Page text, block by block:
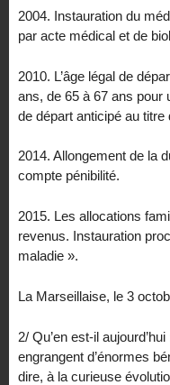
2004. Instauration du
par acte médical et de
2010. L’âge légal de
ans, de 65 à 67 ans pour
de départ anticipé au titre
2014. Allongement de la
compte pénibilité.
2015. Les allocations
revenus. Instauration
maladie ».
La Marseillaise, le 3
2/ Qu’en est-il
engrangent d’énormes
dire, à la curieuse